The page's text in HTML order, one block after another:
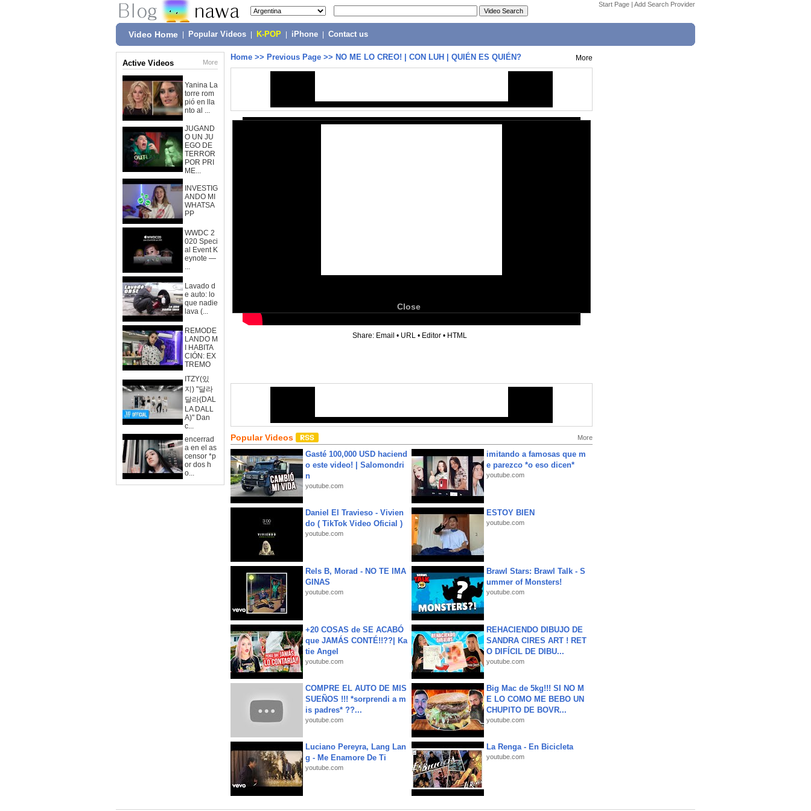
Start Page | Add Search Provider
Video Home Popular Videos K-POP iPhone Contact us
Active Videos More
Yanina La
torre rom
pió en lla
nto al ...
JUGAND
O UN JU
EGO DE
TERROR
POR PRI
ME...
INVESTIG
ANDO MI
WHATSA
PP
WWDC 2
020 Speci
al Event K
eynote —
...
Lavado d
e auto: lo
que nadie
lava (...
REMODE
LANDO M
I HABITA
CIÓN: EX
TREMO
ITZY(있
지) "달라
달라(DAL
LA DALL
A)" Dan
c...
encerrad
a en el as
censor *p
or dos h
o...
Home >> Previous Page >> NO ME LO CREO! | CON LUH | QUIÉN ES QUIÉN? More
Close
Share: Email • URL • Editor • HTML
Popular Videos More
Gasté 100,000 USD haciend
o este video! | Salomondri
n
youtube.com
imitando a famosas que m
e parezco *o eso dicen*
youtube.com
Daniel El Travieso - Vivien
do ( TikTok Video Oficial )
youtube.com
ESTOY BIEN
youtube.com
Rels B, Morad - NO TE IMA
GINAS
youtube.com
Brawl Stars: Brawl Talk - S
ummer of Monsters!
youtube.com
+20 COSAS de SE ACABÓ
que JAMÁS CONTÉ!!??| Ka
tie Angel
youtube.com
REHACIENDO DIBUJO DE
SANDRA CIRES ART ! RET
O DIFÍCIL DE DIBU...
youtube.com
COMPRE EL AUTO DE MIS
SUEÑOS !!! *sorprendi a m
is padres* ??...
youtube.com
Big Mac de 5kg!!! SI NO M
E LO COMO ME BEBO UN
CHUPITO DE BOVR...
youtube.com
Luciano Pereyra, Lang Lan
g - Me Enamore De Ti
youtube.com
La Renga - En Bicicleta
youtube.com